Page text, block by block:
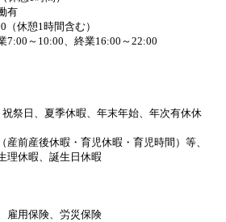
有
（休憩1時間含む）
7:00～10:00、終業16:00～22:00
祭日、夏季休暇、年末年始、年次有休休
前産後休暇・育児休暇・育児時間）等、
理休暇、誕生日休暇
雇用保険、労災保険